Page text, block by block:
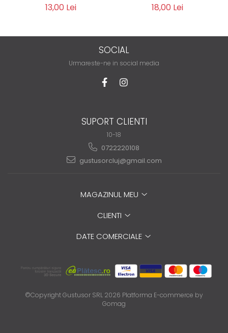
13,00 Lei 18,00 Lei
SOCIAL
Urmareste-ne in social media
SUPORT CLIENTI
10-18
0722220108
gustusorcluj@gmail.com
MAGAZINUL MEU
CLIENTI
DATE COMERCIALE
©Copyright Gustusor SRL 2026 Platforma E-commerce by
Gomag